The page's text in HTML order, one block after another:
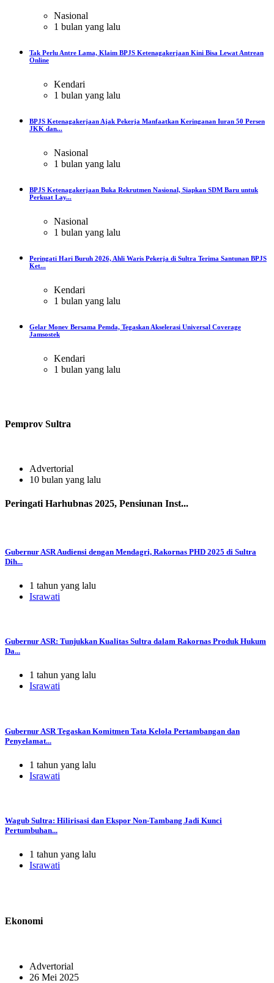
Nasional
1 bulan yang lalu
Tak Perlu Antre Lama, Klaim BPJS Ketenagakerjaan Kini Bisa Lewat Antrean
Online
Kendari
1 bulan yang lalu
BPJS Ketenagakerjaan Ajak Pekerja Manfaatkan Keringanan Iuran 50 Persen
JKK dan...
Nasional
1 bulan yang lalu
BPJS Ketenagakerjaan Buka Rekrutmen Nasional, Siapkan SDM Baru untuk
Perkuat Lay...
Nasional
1 bulan yang lalu
Peringati Hari Buruh 2026, Ahli Waris Pekerja di Sultra Terima Santunan BPJS
Ket...
Kendari
1 bulan yang lalu
Gelar Monev Bersama Pemda, Tegaskan Akselerasi Universal Coverage
Jamsostek
Kendari
1 bulan yang lalu
Pemprov Sultra
Advertorial
10 bulan yang lalu
Peringati Harhubnas 2025, Pensiunan Inst...
Gubernur ASR Audiensi dengan Mendagri, Rakornas PHD 2025 di Sultra
Dih...
1 tahun yang lalu
Israwati
Gubernur ASR: Tunjukkan Kualitas Sultra dalam Rakornas Produk Hukum
Da...
1 tahun yang lalu
Israwati
Gubernur ASR Tegaskan Komitmen Tata Kelola Pertambangan dan
Penyelamat...
1 tahun yang lalu
Israwati
Wagub Sultra: Hilirisasi dan Ekspor Non-Tambang Jadi Kunci
Pertumbuhan...
1 tahun yang lalu
Israwati
Ekonomi
Advertorial
26 Mei 2025